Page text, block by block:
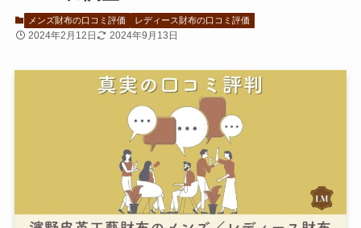
メンズ財布の口コミ評価 レディース財布の口コミ評価
2024年2月12日 2024年9月13日